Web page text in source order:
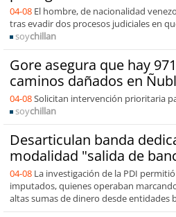
04-08 El hombre, de nacionalidad
tras evadir dos procesos judiciales en
soychillan
Gore asegura que hay
caminos dañados en
04-08Solicitan intervención prioritaria
soychillan
Desarticulan banda
modalidad "salida de
04-08 La investigación de la PDI
imputados, quienes operaban
altas sumas de dinero desde entidades